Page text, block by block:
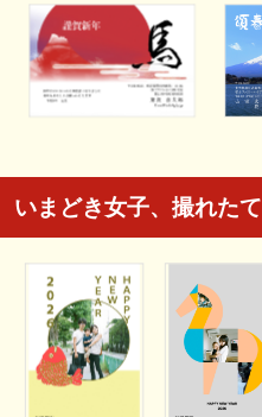
いまどき女子、撮れたて